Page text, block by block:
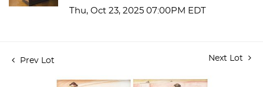
Thu, Oct 23, 2025 07:00PM EDT
Prev Lot Next Lot